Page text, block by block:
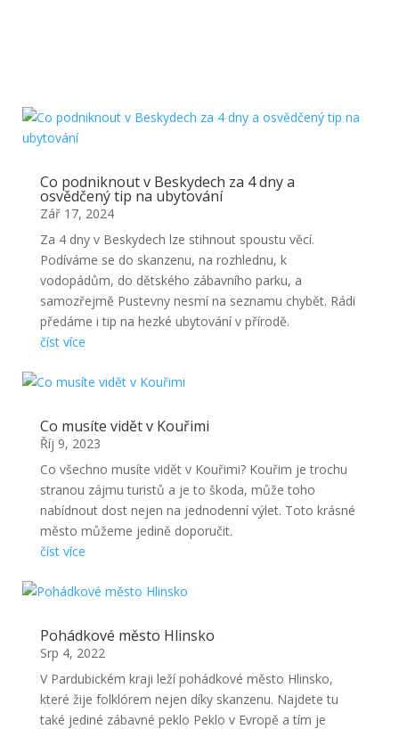
Co podniknout v Beskydech za 4 dny a
osvědčený tip na ubytování
Zář 17, 2024
Za 4 dny v Beskydech lze stihnout spoustu věcí.
Podíváme se do skanzenu, na rozhlednu, k
vodopádům, do dětského zábavního parku, a
samozřejmě Pustevny nesmí na seznamu chybět. Rádi
předáme i tip na hezké ubytování v přírodě.
číst více
Co musíte vidět v Kouřimi
Říj 9, 2023
Co všechno musíte vidět v Kouřimi? Kouřim je trochu
stranou zájmu turistů a je to škoda, může toho
nabídnout dost nejen na jednodenní výlet. Toto krásné
město můžeme jedině doporučit.
číst více
Pohádkové město Hlinsko
Srp 4, 2022
V Pardubickém kraji leží pohádkové město Hlinsko,
které žije folklórem nejen díky skanzenu. Najdete tu
také jediné zábavné peklo Peklo v Evropě a tím je